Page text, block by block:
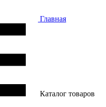
Главная
Каталог товаров